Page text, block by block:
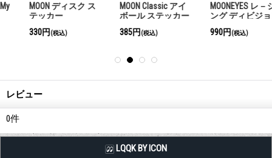
MOON ディスク ス
テッカー
330円(税込)
MOON Classic アイ
ボール ステッカー
385円(税込)
MOONEYES レ－シ
ング ディビジョン
990円(税込)
レビュー
0件
LQQK BY ICON